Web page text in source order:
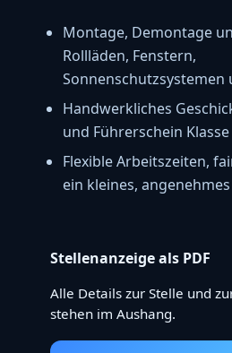
Montage, Demontage
Rollläden, Fenstern,
Sonnenschutzsystemen
Handwerkliches
und Führerschein Klasse
Flexible Arbeitszeiten,
ein kleines, angenehmes
Stellenanzeige als PDF
Alle Details zur Stelle und
stehen im Aushang.